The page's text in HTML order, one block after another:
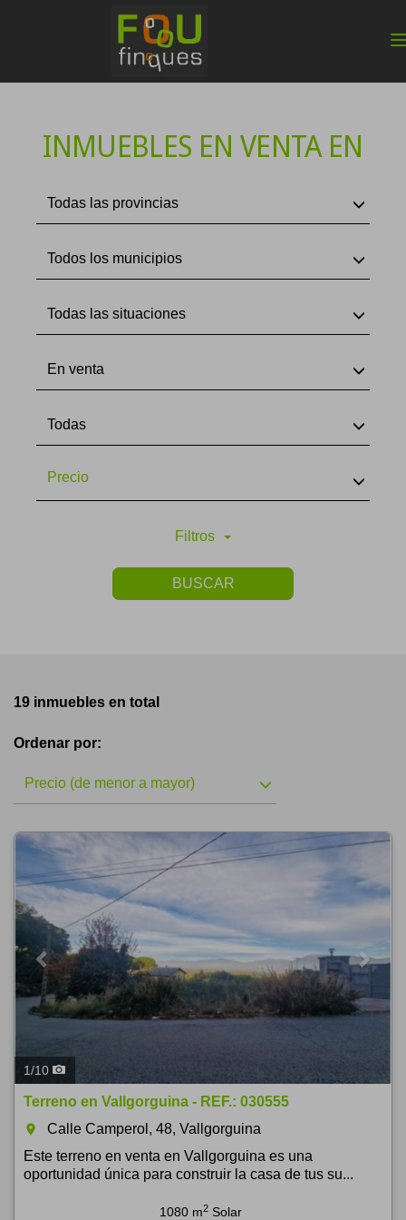
INMUEBLES EN VENTA EN
Todas las provincias
Todos los municipios
Todas las situaciones
En venta
Todas
Precio
Filtros
BUSCAR
19 inmuebles en total
Ordenar por:
Precio (de menor a mayor)
Previous Next
1/10
Terreno en Vallgorguina - REF.: 030555
room
Calle Camperol, 48, Vallgorguina
Este terreno en venta en Vallgorguina es una
oportunidad única para construir la casa de tus su...
1080 m2 Solar